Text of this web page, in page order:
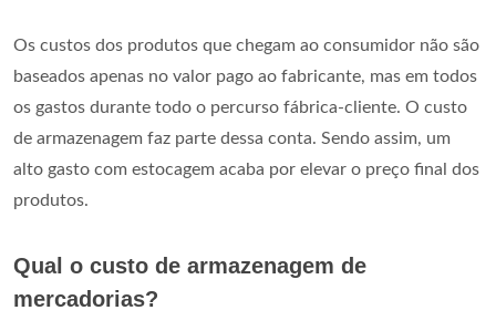
Os custos dos produtos que chegam ao consumidor não são
baseados apenas no valor pago ao fabricante, mas em todos
os gastos durante todo o percurso fábrica-cliente. O custo
de armazenagem faz parte dessa conta. Sendo assim, um
alto gasto com estocagem acaba por elevar o preço final dos
produtos.
Qual o custo de armazenagem de
mercadorias?